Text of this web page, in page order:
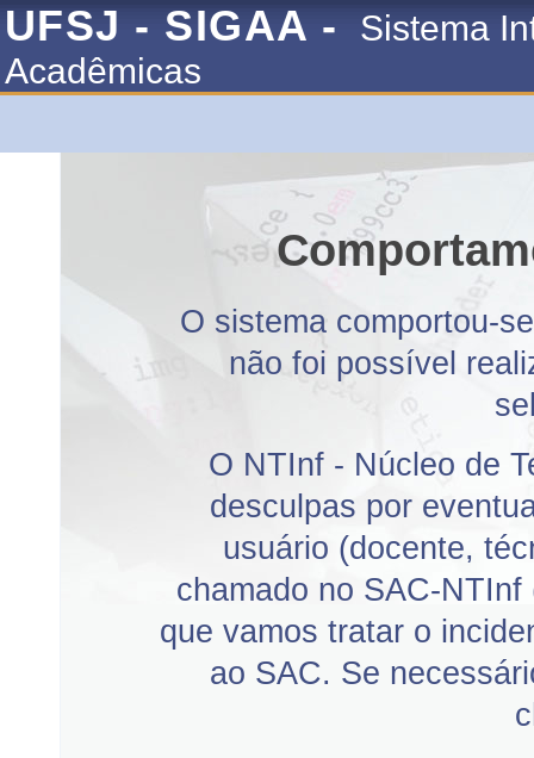
UFSJ - SIGAA -
Sistema
Acadêmicas
O sistema comportou-
não foi possível
O NTInf - Núcleo de
desculpas por
usuário (docente,
chamado no SAC-NTInf
que vamos tratar o
ao SAC. Se